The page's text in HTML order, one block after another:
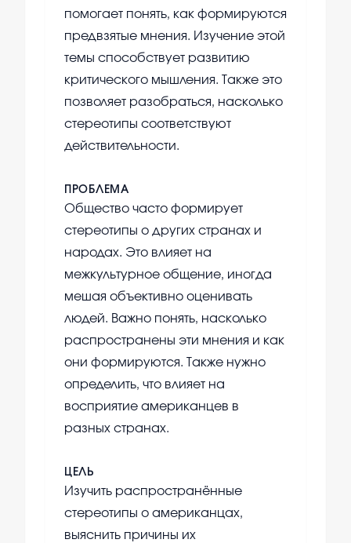
помогает понять, как формируются
предвзятые мнения. Изучение этой
темы способствует развитию
критического мышления. Также это
позволяет разобраться, насколько
стереотипы соответствуют
действительности.
ПРОБЛЕМА
Общество часто формирует
стереотипы о других странах и
народах. Это влияет на
межкультурное общение, иногда
мешая объективно оценивать
людей. Важно понять, насколько
распространены эти мнения и как
они формируются. Также нужно
определить, что влияет на
восприятие американцев в
разных странах.
ЦЕЛЬ
Изучить распространённые
стереотипы о американцах,
выяснить причины их